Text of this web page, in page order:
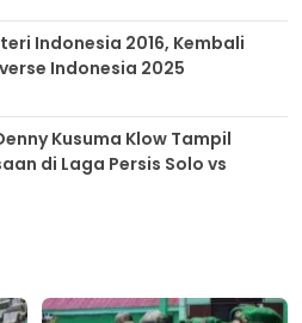
Indonesia 2016, Kembali
Indonesia 2025
Kusuma Klow Tampil
di Laga Persis Solo vs